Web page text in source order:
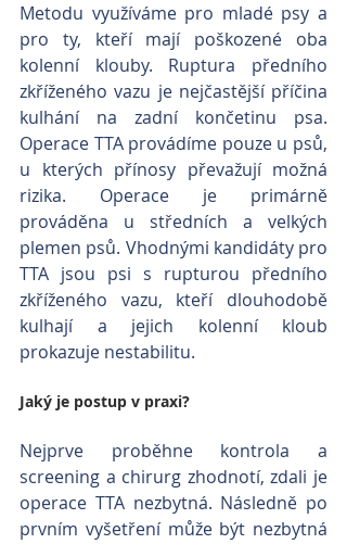
Metodu využíváme pro mladé psy a
pro ty, kteří mají poškozené oba
kolenní klouby. Ruptura předního
zkříženého vazu je nejčastější příčina
kulhání na zadní končetinu psa.
Operace TTA provádíme pouze u psů,
u kterých přínosy převažují možná
rizika. Operace je primárně
prováděna u středních a velkých
plemen psů. Vhodnými kandidáty pro
TTA jsou psi s rupturou předního
zkříženého vazu, kteří dlouhodobě
kulhají a jejich kolenní kloub
prokazuje nestabilitu.
Jaký je postup v praxi?
Nejprve proběhne kontrola a
screening a chirurg zhodnotí, zdali je
operace TTA nezbytná. Následně po
prvním vyšetření může být nezbytná